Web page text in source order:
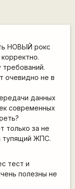
НОВЫЙ рокс
требований.
очевидно не в
данных
современных
только за не
тупящий ЖПС.
тест и
полезны не